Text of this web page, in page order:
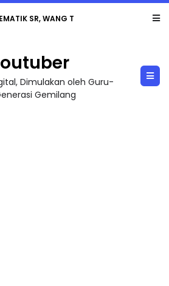
6 OLEH CIKGU ANITA #ALLINONE #141 #...
Dimulakan oleh Guru-
Gemilang